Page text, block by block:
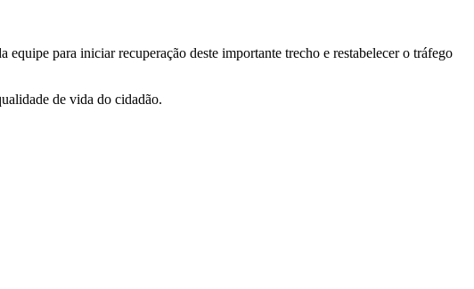
para iniciar recuperação deste importante trecho e restabelecer o tráfego
de vida do cidadão.